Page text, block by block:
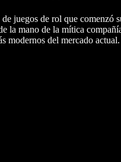
juegos de rol que comenzó
la mano de la mítica
modernos del mercado actual.